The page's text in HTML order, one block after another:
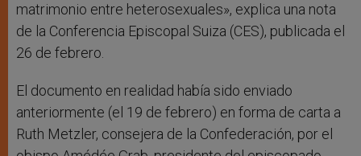
matrimonio entre heterosexuales», explica una nota
de la Conferencia Episcopal Suiza (CES), publicada el
26 de febrero.
El documento en realidad había sido enviado
anteriormente (el 19 de febrero) en forma de carta a
Ruth Metzler, consejera de la Confederación, por el